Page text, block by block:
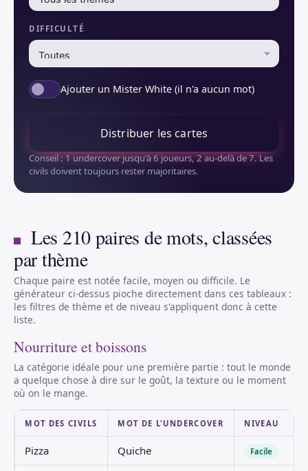
DIFFICULTÉ
Ajouter un Mister White (il n'a aucun mot)
Distribuer les cartes
Conseil : 1 undercover jusqu'à 6 joueurs, 2 au-delà de 7. Les
civils doivent toujours rester majoritaires.
Les 210 paires de mots, classées
par thème
Chaque paire est notée facile, moyen ou difficile. Le
générateur ci-dessus pioche directement dans ces tableaux :
les filtres de thème et de niveau s'appliquent donc à cette
liste.
Nourriture et boissons
La catégorie idéale pour une première partie : tout le monde
a quelque chose à dire sur le goût, la texture ou le moment
où on le mange.
MOT DES CIVILS MOT DE L'UNDERCOVER NIVEAU
Pizza Quiche Facile